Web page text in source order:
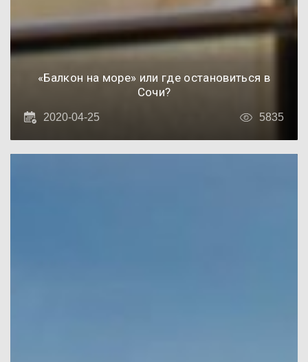
«Балкон на море» или где остановиться в
Сочи?
2020-04-25 5835